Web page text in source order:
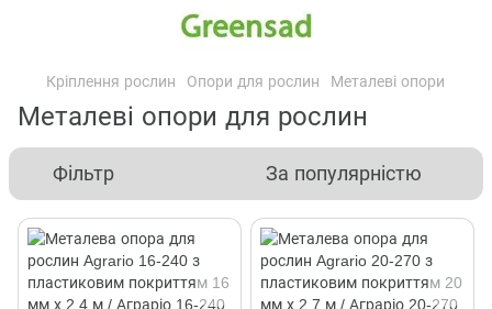
Кріплення рослин Опори для рослин Металеві опори
Металеві опори для рослин
Фільтр За популярністю